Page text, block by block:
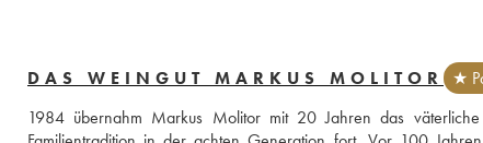
DAS WEINGUT MARKUS MOLITOR
★
1984 übernahm Markus Molitor mit 20 Jahren das